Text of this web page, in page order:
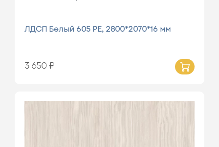
ЛДСП Белый 605 РЕ, 2800*2070*16 мм
3 650 ₽